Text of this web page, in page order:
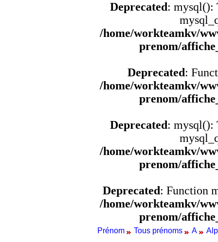
Deprecated: mysql():
/home/workteamkv/
prenom/
Deprecated:
/home/workteamkv/
prenom/
Deprecated: mysql():
/home/workteamkv/
prenom/
Deprecated: Function
/home/workteamkv/
prenom/
Prénom Tous prénoms A